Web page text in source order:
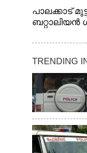
പാലക്കാട്
ബറ്റാലിയൻ
TRENDING